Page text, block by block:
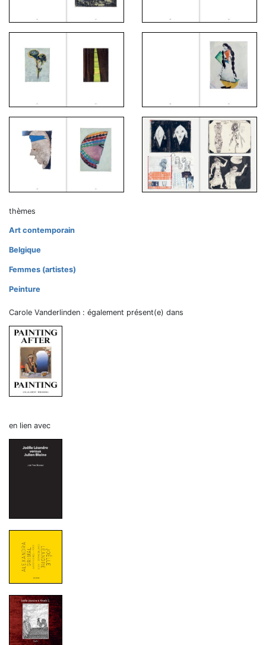
thèmes
Art contemporain
Belgique
Femmes (artistes)
Peinture
Carole Vanderlinden : également présent(e) dans
en lien avec